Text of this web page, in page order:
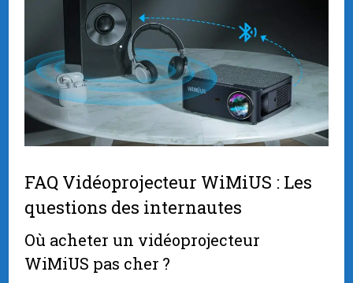
FAQ Vidéoprojecteur WiMiUS : Les
questions des internautes
Où acheter un vidéoprojecteur
WiMiUS pas cher ?